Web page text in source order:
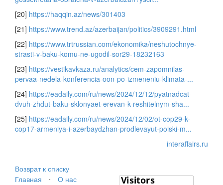
[20] https://haqqin.az/news/301403
[21] https://www.trend.az/azerbaijan/politics/3909291.html
[22] https://www.trtrussian.com/ekonomika/neshutochnye-
strasti-v-baku-komu-ne-ugodil-sor29-18232163
[23] https://vestikavkaza.ru/analytics/cem-zapomnilas-
pervaa-nedela-konferencia-oon-po-izmeneniu-klimata-...
[24] https://eadaily.com/ru/news/2024/12/12/pyatnadcat-
dvuh-zhdut-baku-sklonyaet-erevan-k-reshitelnym-sha...
[25] https://eadaily.com/ru/news/2024/12/02/ot-cop29-k-
cop17-armeniya-i-azerbaydzhan-prodlevayut-poiski-m...
interaffairs.ru
Возврат к списку
Главная
⋅ О нас